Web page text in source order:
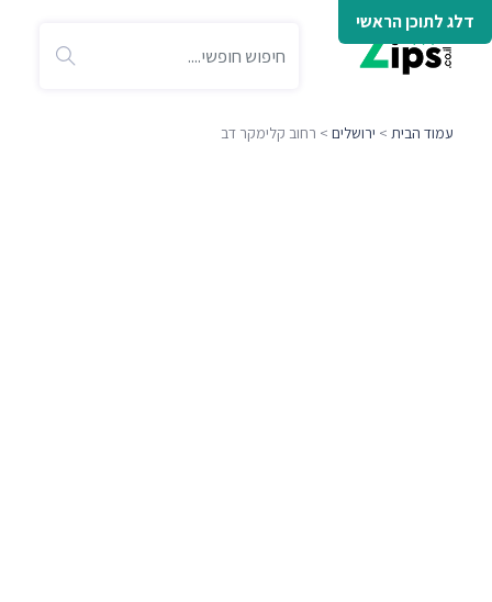
דלג לתוכן הראשי
עמוד הבית > ירושלים > רחוב קלימקר דב